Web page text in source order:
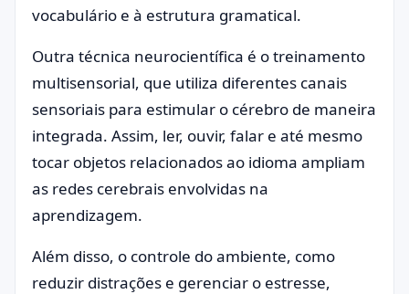
vocabulário e à estrutura gramatical.
Outra técnica neurocientífica é o treinamento
multisensorial, que utiliza diferentes canais
sensoriais para estimular o cérebro de maneira
integrada. Assim, ler, ouvir, falar e até mesmo
tocar objetos relacionados ao idioma ampliam
as redes cerebrais envolvidas na
aprendizagem.
Além disso, o controle do ambiente, como
reduzir distrações e gerenciar o estresse,